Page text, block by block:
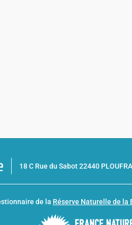
18 C Rue du Sabot 22440
de la Réserve Naturelle de la